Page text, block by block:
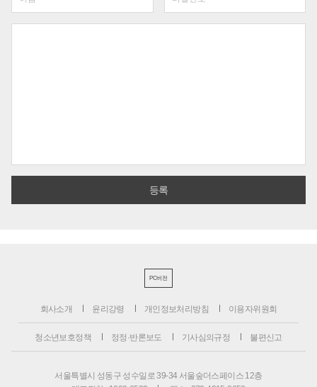
PC버전
회사소개 윤리강령 개인정보처리방침 이용자위원회
청소년보호정책 정정·반론보도 기사심의규정 불편신고
서울특별시 성동구 성수일로 39-34 서울숲더스페이스 12층